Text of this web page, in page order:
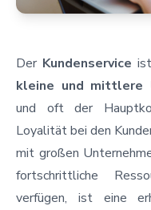
Der Kundenservice
kleine und mittlere
und oft der
Loyalität bei den
mit großen
fortschrittliche
verfügen, ist eine